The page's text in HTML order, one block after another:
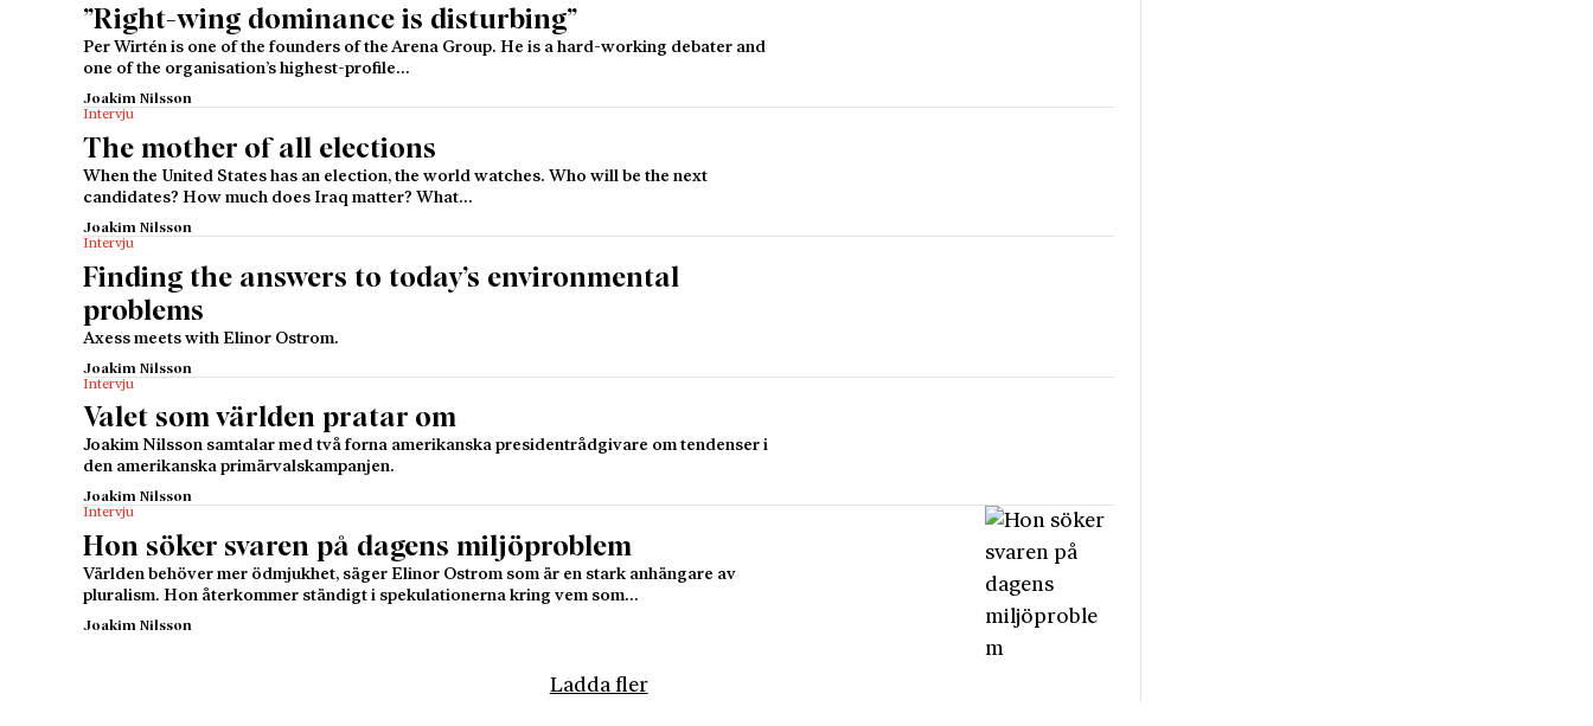
”Right-wing dominance is disturbing”
Per Wirtén is one of the founders of the Arena Group. He is a hard-working debater and
one of the organisation’s highest-profile…
Joakim Nilsson
Intervju
The mother of all elections
When the United States has an election, the world watches. Who will be the next
candidates? How much does Iraq matter? What…
Joakim Nilsson
Intervju
Finding the answers to today’s environmental
problems
Axess meets with Elinor Ostrom.
Joakim Nilsson
Intervju
Valet som världen pratar om
Joakim Nilsson samtalar med två forna amerikanska presidentrådgivare om tendenser i
den amerikanska primärvalskampanjen.
Joakim Nilsson
Intervju
Hon söker svaren på dagens miljöproblem
Världen behöver mer ödmjukhet, säger Elinor Ostrom som är en stark anhängare av
pluralism. Hon återkommer ständigt i spekulationerna kring vem som…
Joakim Nilsson
Ladda fler